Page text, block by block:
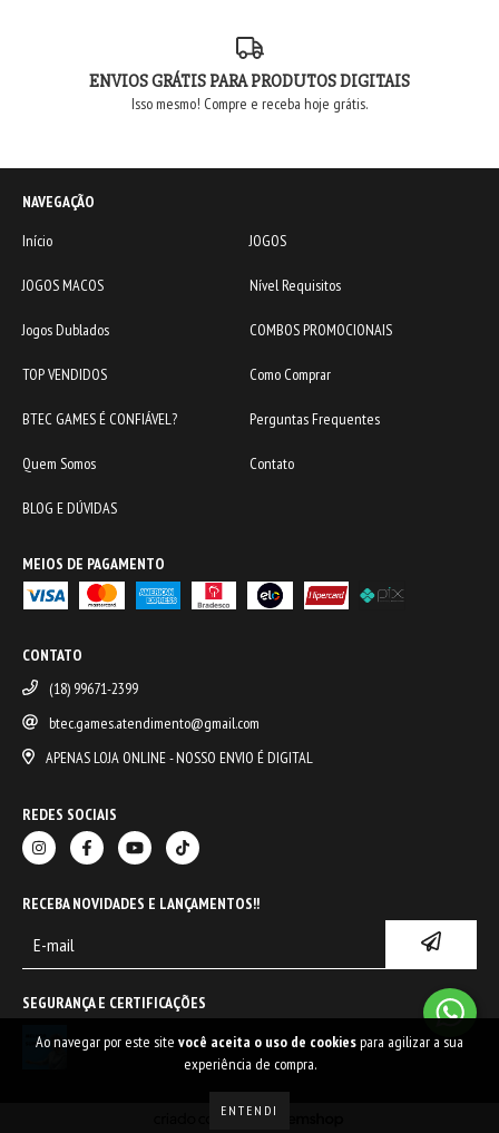
Ao navegar por este site você aceita o uso de cookiespara agilizar a sua
experiência de compra.
ENTENDI
ENVIOS GRÁTIS PARA PRODUTOS DIGITAIS
Isso mesmo! Compre e receba hoje grátis.
NAVEGAÇÃO
Início
JOGOS
JOGOS MACOS Nível Requisitos
Jogos Dublados COMBOS PROMOCIONAIS
TOP VENDIDOS Como Comprar
BTEC GAMES É CONFIÁVEL? Perguntas Frequentes
Quem Somos Contato
BLOG E DÚVIDAS
MEIOS DE PAGAMENTO
CONTATO
(18) 99671-2399
btec.games.atendimento@gmail.com
APENAS LOJA ONLINE - NOSSO ENVIO É DIGITAL
REDES SOCIAIS
RECEBA NOVIDADES E LANÇAMENTOS!!
SEGURANÇA E CERTIFICAÇÕES